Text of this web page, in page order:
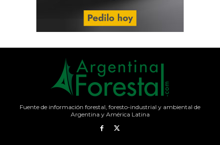
Fuente de información forestal, foresto-industrial y ambiental de
Argentina y América Latina